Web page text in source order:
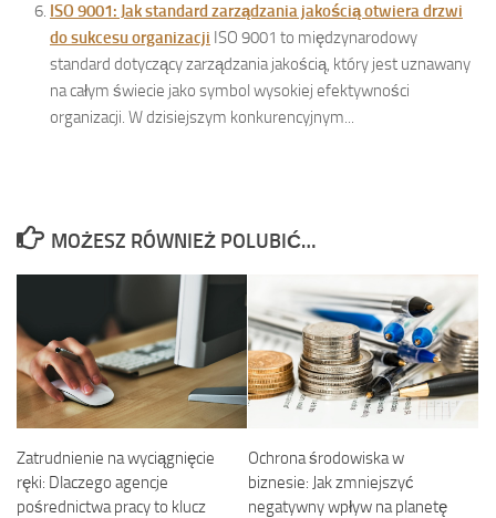
ISO 9001: Jak standard zarządzania jakością otwiera drzwi
do sukcesu organizacji ISO 9001 to międzynarodowy
standard dotyczący zarządzania jakością, który jest uznawany
na całym świecie jako symbol wysokiej efektywności
organizacji. W dzisiejszym konkurencyjnym...
MOŻESZ RÓWNIEŻ POLUBIĆ…
Zatrudnienie na wyciągnięcie
ręki: Dlaczego agencje
pośrednictwa pracy to klucz
Ochrona środowiska w
biznesie: Jak zmniejszyć
negatywny wpływ na planetę